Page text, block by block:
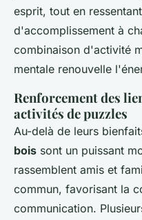
esprit, tout en
d'accomplissement à
combinaison d'activité
mentale renouvelle
Renforcement des
activités de puzzles
Au-delà de leurs
bois sont un puissant
rassemblent amis et
commun, favorisant la
communication.